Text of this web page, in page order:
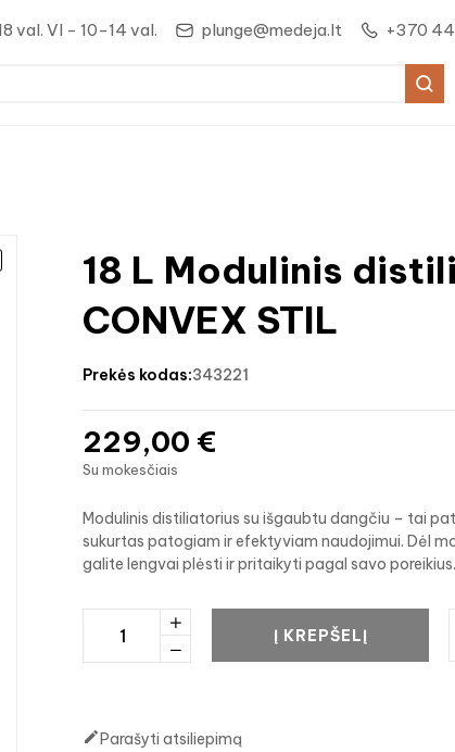
val. VI - 10-14 val. plunge@medeja.lt +370
18 L Modulinis
CONVEX STIL
prekės kodas:343221
229,00 €
Su mokesčiais
Modulinis distiliatorius su išgaubtu dangčiu – tai
sukurtas patogiam ir efektyviam naudojimui. Dėl
galite lengvai plėsti ir pritaikyti pagal savo poreikius.
Į KREPŠELĮ
Parašyti atsiliepimą